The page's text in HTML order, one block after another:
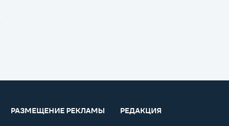
РАЗМЕЩЕНИЕ РЕКЛАМЫ РЕДАКЦИЯ